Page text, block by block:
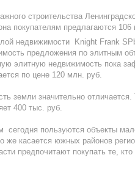
строительства
покупателям предлагаются
недвижимости Knight Frank
предложения по элитным
элитную недвижимость пока
по цене 120 млн. руб.
земли значительно
400 тыс. руб.
пользуются объекты
касается южных районов
предпочитают покупать те,